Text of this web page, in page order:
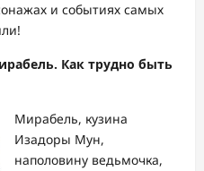
и событиях самых
Как трудно быть
Мирабель, кузина
Изадоры Мун,
наполовину ведьмочка,